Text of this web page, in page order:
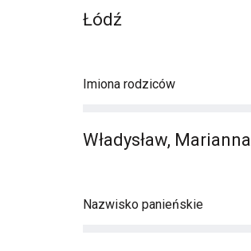
Łódź
Imiona rodziców
Władysław, Marianna
Nazwisko panieńskie